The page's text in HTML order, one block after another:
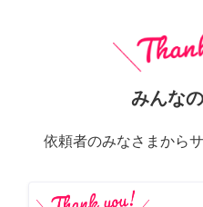
みんな
依頼者のみなさまから